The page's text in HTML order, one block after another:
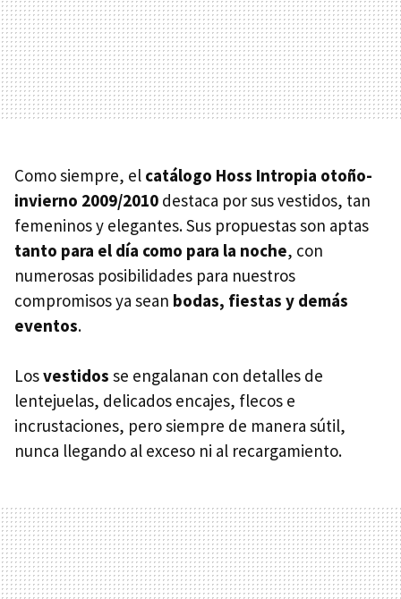
Como siempre, el catálogo Hoss Intropia otoño-
invierno 2009/2010 destaca por sus vestidos, tan
femeninos y elegantes. Sus propuestas son aptas
tanto para el día como para la noche, con
numerosas posibilidades para nuestros
compromisos ya sean bodas, fiestas y demás
eventos.
Losvestidos se engalanan con detalles de
lentejuelas, delicados encajes, flecos e
incrustaciones, pero siempre de manera sútil,
nunca llegando al exceso ni al recargamiento.